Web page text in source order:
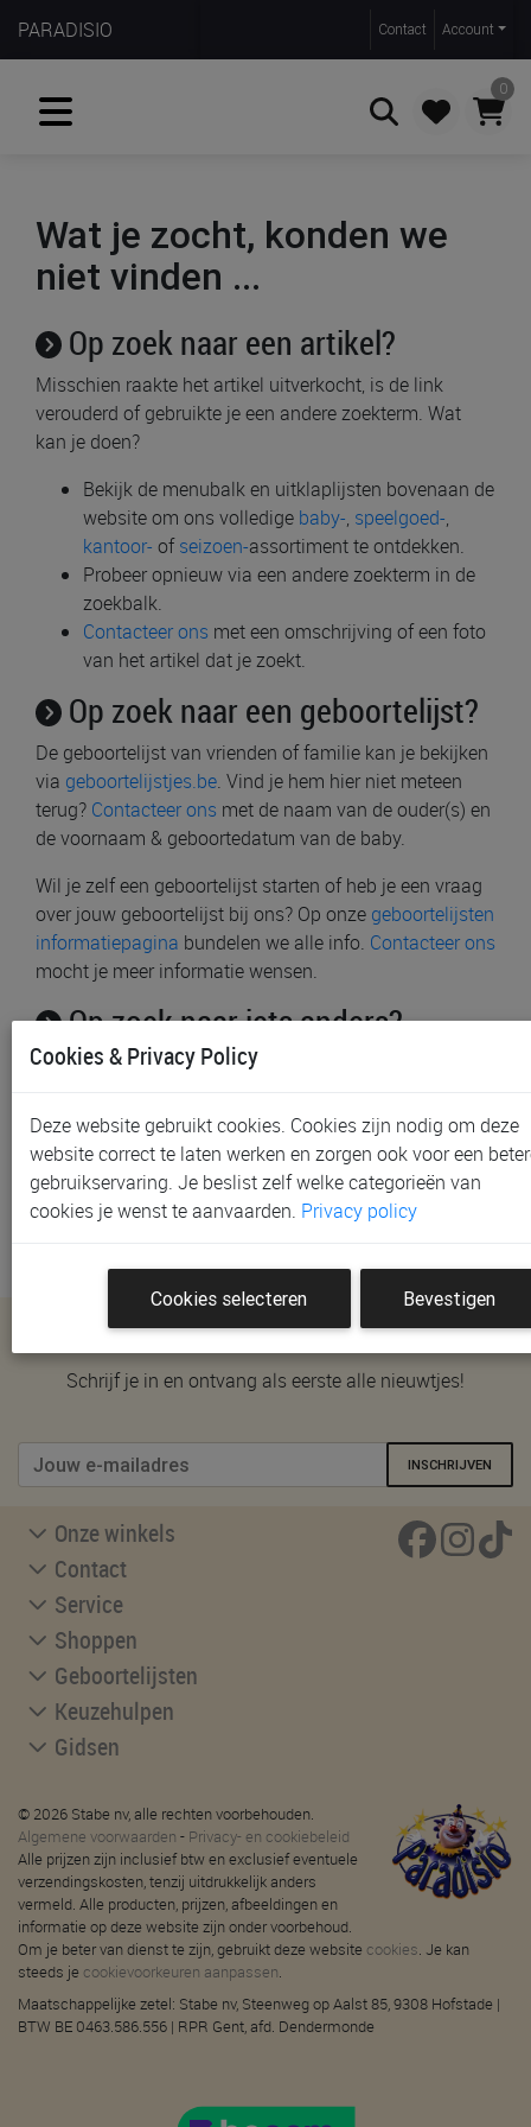
PARADISIO Contact Account
0
Wat je zocht, konden we
niet vinden ...
Op zoek naar een artikel?
Misschien raakte het artikel uitverkocht, is de link
verouderd of gebruikte je een andere zoekterm. Wat
kan je doen?
Bekijk de menubalk en uitklaplijsten bovenaan de
website om ons volledige baby-, speelgoed-,
kantoor- ofseizoen-assortiment te ontdekken.
Probeer opnieuw via een andere zoekterm in de
zoekbalk.
Contacteer ons met een omschrijving of een foto
van het artikel dat je zoekt.
Op zoek naar een geboortelijst?
De geboortelijst van vrienden of familie kan je bekijken
via geboortelijstjes.be. Vind je hem hier niet meteen
terug? Contacteer ons met de naam van de ouder(s) en
de voornaam & geboortedatum van de baby.
Wil je zelf een geboortelijst starten of heb je een vraag
over jouw geboortelijst bij ons? Op onze geboortelijsten
informatiepagina bundelen we alle info. Contacteer ons
mocht je meer informatie wensen.
Op zoek naar iets anders?
We helpen je graag verder. Neem contact met ons op
zo snel mogelijk. Word je liever telefonisch of in één
van onze winkels verder geholpen? Bekijk onze
winkelpaginavoor adressen, openingsuren en
afspraakmogelijkheden.
Nieuwsbrief
Schrijf je in en ontvang als eerste alle nieuwtjes!
INSCHRIJVEN
Onze winkels
Contact
Service
Shoppen
Geboortelijsten
Keuzehulpen
Gidsen
© 2026 Stabe nv, alle rechten voorbehouden.
Algemene voorwaarden - Privacy- en cookiebeleid
Alle prijzen zijn inclusief btw en exclusief eventuele
verzendingskosten, tenzij uitdrukkelijk anders
vermeld. Alle producten, prijzen, afbeeldingen en
informatie op deze website zijn onder voorbehoud.
Om je beter van dienst te zijn, gebruikt deze website cookies. Je kan
steeds je cookievoorkeuren aanpassen.
Maatschappelijke zetel: Stabe nv, Steenweg op Aalst 85, 9308 Hofstade |
BTW BE 0463.586.556 | RPR Gent, afd. Dendermonde
Cookies & Privacy Policy
Deze website gebruikt cookies. Cookies zijn nodig om deze
website correct te laten werken en zorgen ook voor een
gebruikservaring. Je beslist zelf welke categorieën van
cookies je wenst te aanvaarden. Privacy policy
Cookies selecteren Bevestigen